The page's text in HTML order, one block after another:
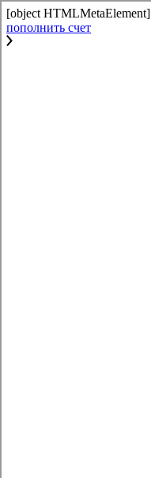
[object HTMLMetaElement]
пополнить счет